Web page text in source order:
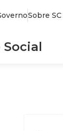
Sobre SC